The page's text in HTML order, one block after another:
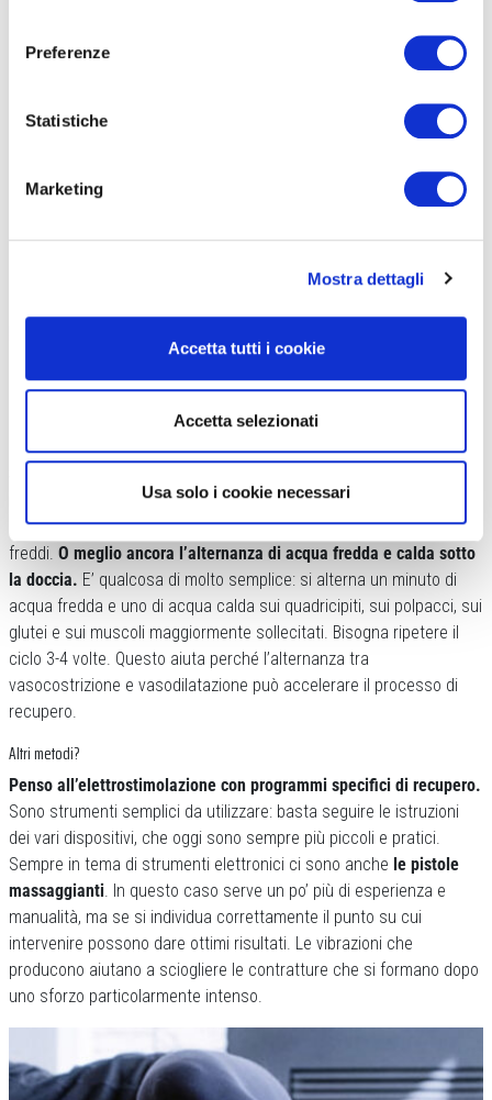
Preferenze
Statistiche
Marketing
Mostra dettagli
Accetta tutti i cookie
Accetta selezionati
Usa solo i cookie necessari
Il massaggio resta sempre uno dei metodi migliori per recuperare da uno
muscolo allo stato pre-sforzo . Serve però qualcuno che sappia
eseguirlo correttamente. A costi inferiori ci sono invece i bagni
freddi. O meglio ancora l’alternanza di acqua fredda e calda sotto
la doccia. E’ qualcosa di molto semplice: si alterna un minuto di
acqua fredda e uno di acqua calda sui quadricipiti, sui polpacci, sui
glutei e sui muscoli maggiormente sollecitati. Bisogna ripetere il
ciclo 3-4 volte. Questo aiuta perché l’alternanza tra
vasocostrizione e vasodilatazione può accelerare il processo di
recupero.
Altri metodi?
Penso all’elettrostimolazione con programmi specifici di recupero.
Sono strumenti semplici da utilizzare: basta seguire le istruzioni
dei vari dispositivi, che oggi sono sempre più piccoli e pratici.
Sempre in tema di strumenti elettronici ci sono anche le pistole
massaggianti . In questo caso serve un po’ più di esperienza e
manualità, ma se si individua correttamente il punto su cui
intervenire possono dare ottimi risultati. Le vibrazioni che
producono aiutano a sciogliere le contratture che si formano dopo
uno sforzo particolarmente intenso.